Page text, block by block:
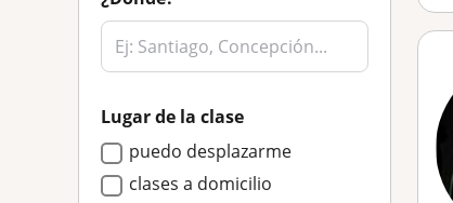
Lugar de la clase
puedo desplazarme
clases a domicilio